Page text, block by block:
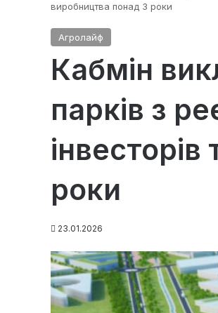
виробництва понад 3 роки
Агролайф
Кабмін
парків з
роки
23.01.2026